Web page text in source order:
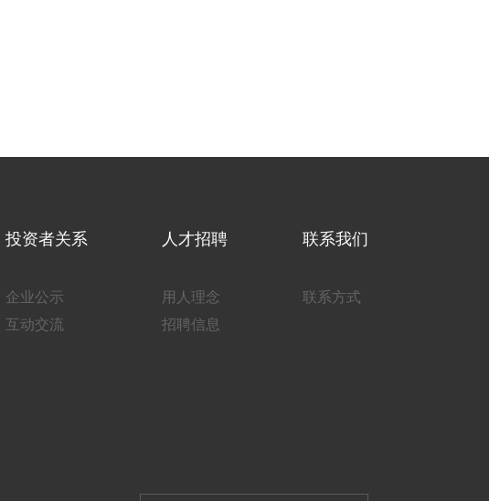
投资者关系
企业公示
互动交流
人才招聘
用人理念
招聘信息
联系我们
联系方式